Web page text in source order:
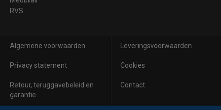
RVS
Algemene voorwaarden Leveringsvoorwaarden
Privacy statement Cookies
Retour, teruggavebeleid en
garantie
Contact